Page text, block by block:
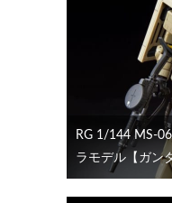
RG 1/144 MS-
ラモデル【ガン